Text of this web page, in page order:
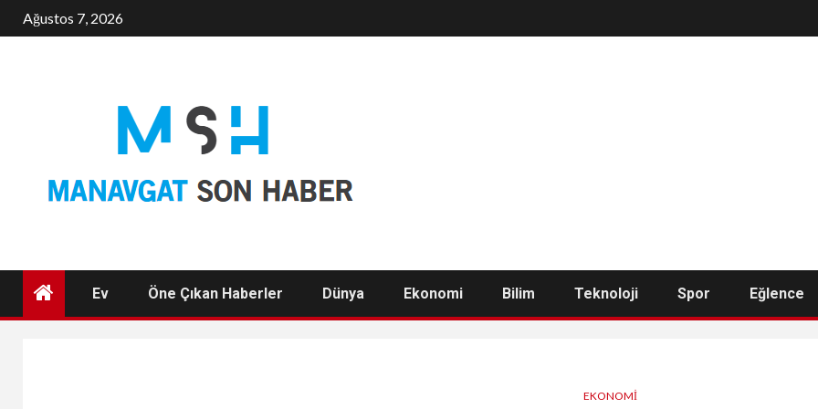
Ağustos 7, 2026
Ev Öne Çıkan Haberler Dünya Ekonomi Bilim Teknoloji Spor Eğlence
EKONOMI